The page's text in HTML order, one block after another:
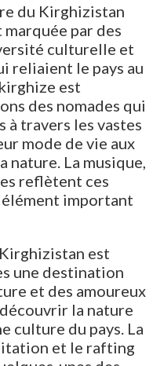
du Kirghizistan
par des
culturelle et
reliaient le pays au
est
des nomades qui
à travers les vastes
mode de vie aux
nature. La musique,
reflètent ces
élément important
est
une destination
et des amoureux
la nature
culture du pays. La
et le rafting